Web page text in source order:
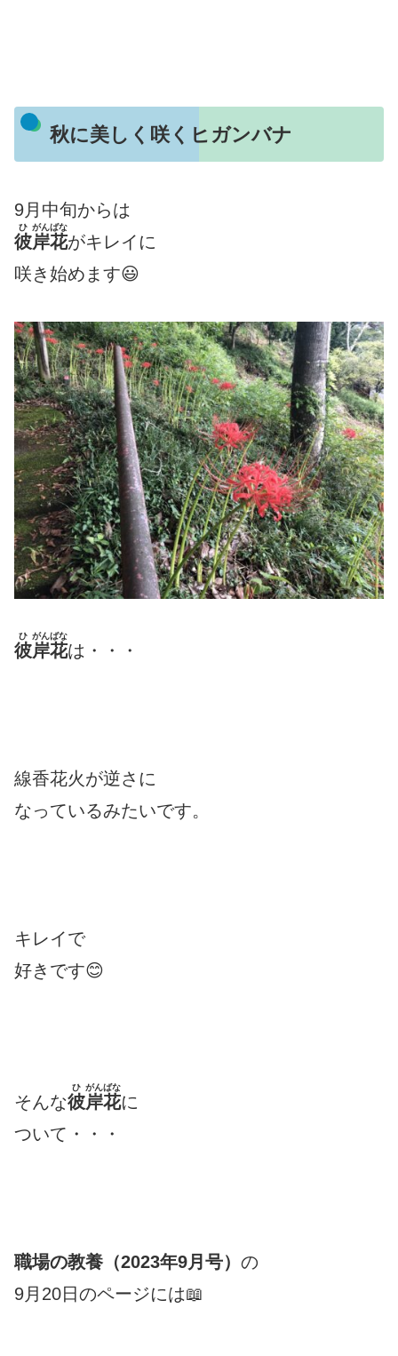
秋に美しく咲くヒガンバナ
9月中旬からは
彼
ひ
岸花
がんばな
がキレイに
咲き始めます😃
彼
ひ
岸花
がんばな
は・・・
線香花火が逆さに
なっているみたいです。
キレイで
好きです😊
そんな彼
ひ
岸花
がんばな
に
ついて・・・
職場の教養（2023年9月号） の
9月20日のページには📖